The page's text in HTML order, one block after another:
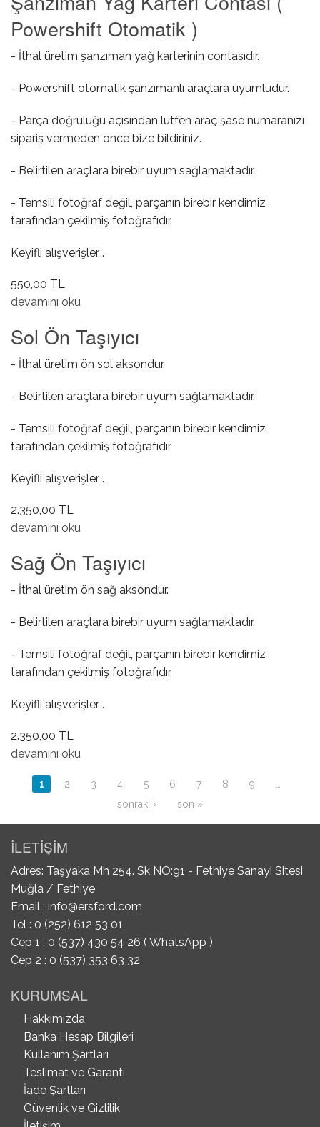
Powershift Otomatik )
- İthal üretim şanzıman yağ karterinin contasıdır.
- Powershift otomatik şanzımanlı araçlara uyumludur.
- Parça doğruluğu açısından lütfen araç şase numaranızı
sipariş vermeden önce bize bildiriniz.
- Belirtilen araçlara birebir uyum sağlamaktadır.
- Temsili fotoğraf değil, parçanın birebir kendimiz
tarafından çekilmiş fotoğrafıdır.
Keyifli alışverişler...
550,00 TL
Şanzıman Yağ Karteri Contası ( Powershift Otomatik )
devamını oku
Sol Ön Taşıyıcı
- İthal üretim ön sol aksondur.
- Belirtilen araçlara birebir uyum sağlamaktadır.
- Temsili fotoğraf değil, parçanın birebir kendimiz
tarafından çekilmiş fotoğrafıdır.
Keyifli alışverişler...
2.350,00 TL
Sol Ön Taşıyıcı hakkında
devamını oku
Sağ Ön Taşıyıcı
- İthal üretim ön sağ aksondur.
- Belirtilen araçlara birebir uyum sağlamaktadır.
- Temsili fotoğraf değil, parçanın birebir kendimiz
tarafından çekilmiş fotoğrafıdır.
Keyifli alışverişler...
2.350,00 TL
Sağ Ön Taşıyıcı hakkında
devamını oku
Sayfalar
1 2 3 4 5 6 7 8 9
sonraki ›
son »
İLETİŞİM
Adres: Taşyaka Mh 254. Sk NO:91 - Fethiye Sanayi Sitesi
Muğla / Fethiye
Email : info@ersford.com
Tel : 0 (252) 612 53 01
Cep 1 : 0 (537) 430 54 26 ( WhatsApp )
Cep 2 : 0 (537) 353 63 32
KURUMSAL
Hakkımızda
Banka Hesap Bilgileri
Kullanım Şartları
Teslimat ve Garanti
İade Şartları
Güvenlik ve Gizlilik